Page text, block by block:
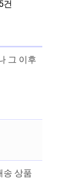
건
그 이후
송 상품